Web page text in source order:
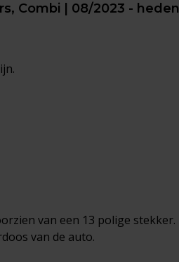
Combi | 08/2023 - heden
van een 13 polige stekker.
van de auto.